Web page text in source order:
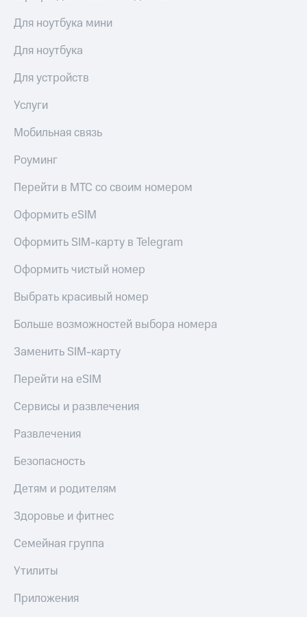
Платежи
переводы
Пополнить
Настройки
номер
другого
оператора
Оплата
интернета
ТВ
Переводы
телефона
по QR-
коду
за границей
магазин
Смартфоны
Наушники
колонки
Умные
МТС
Для ноутбука мини
Для ноутбука
Для устройств
Услуги
Мобильная связь
Роуминг
Перейти в МТС со своим номером
Оформить eSIM
Оформить SIM-карту в Telegram
Оформить чистый номер
Выбрать красивый номер
Больше возможностей выбора номера
Заменить SIM-карту
Перейти на eSIM
Сервисы и развлечения
Развлечения
Безопасность
Детям и родителям
Здоровье и фитнес
Семейная группа
Утилиты
Приложения